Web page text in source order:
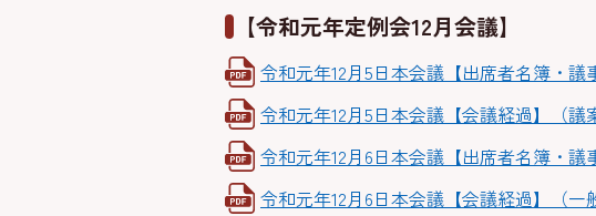
【令和元年定例会12月会議】
令和元年12月5日本会議【出席者名簿・議
令和元年12月5日本会議【会議経過】（
令和元年12月6日本会議【出席者名簿・議
令和元年12月6日本会議【会議経過】（一